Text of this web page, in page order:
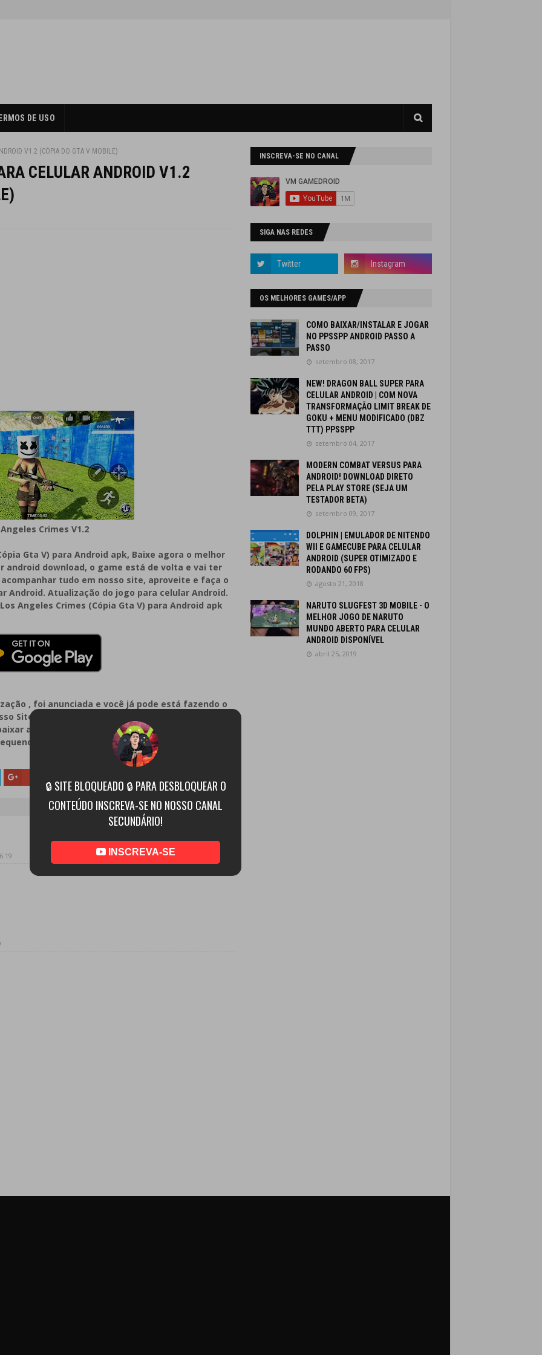
DE USO
V1.2 (CÓPIA DO GTA V MOBILE)
CELULAR ANDROID V1.2
Crimes V1.2
Gta V) para Android apk, Baixe agora o melhor
android download, o game está de volta e vai ter
tudo em nosso site, aproveite e faça o
Android. Atualização do jogo para celular Android.
Angeles Crimes (Cópia Gta V) para Android apk
, foi anunciada e você já pode está fazendo o
Site ! Jogo com ótimos gráficos, ótimas texturas,
app game com excelente jogabilidade. Física
baixar play store apk app! Apk android
INSCREVA-SE NO CANAL
SIGA NAS REDES
OS MELHORES GAMES/APP
COMO BAIXAR/INSTALAR E JOGAR
NO PPSSPP ANDROID PASSO A
PASSO
setembro 08, 2017
NEW! DRAGON BALL SUPER PARA
CELULAR ANDROID | COM NOVA
TRANSFORMAÇÃO LIMIT BREAK DE
GOKU + MENU MODIFICADO (DBZ
TTT) PPSSPP
setembro 04, 2017
MODERN COMBAT VERSUS PARA
ANDROID! DOWNLOAD DIRETO
PELA PLAY STORE (SEJA UM
TESTADOR BETA)
setembro 09, 2017
DOLPHIN | EMULADOR DE NITENDO
WII E GAMECUBE PARA CELULAR
ANDROID (SUPER OTIMIZADO E
RODANDO 60 FPS)
agosto 21, 2018
NARUTO SLUGFEST 3D MOBILE - O
MELHOR JOGO DE NARUTO
MUNDO ABERTO PARA CELULAR
ANDROID DISPONÍVEL
abril 25, 2019
🔒 SITE BLOQUEADO 🔒 PARA DESBLOQUEAR O
CONTEÚDO INSCREVA-SE NO NOSSO CANAL
SECUNDÁRIO!
INSCREVA-SE